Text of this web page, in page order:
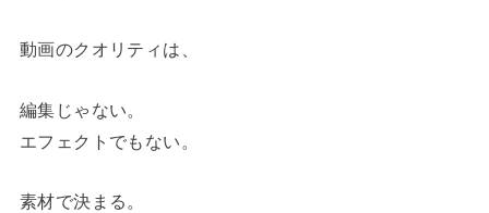
動画のクオリティは、
編集じゃない。
エフェクトでもない。
素材で決まる。